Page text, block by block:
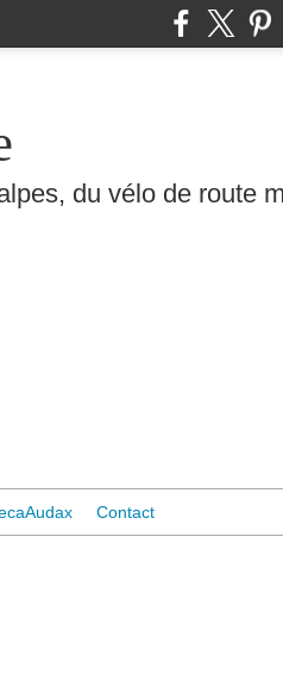
du vélo de route
Contact